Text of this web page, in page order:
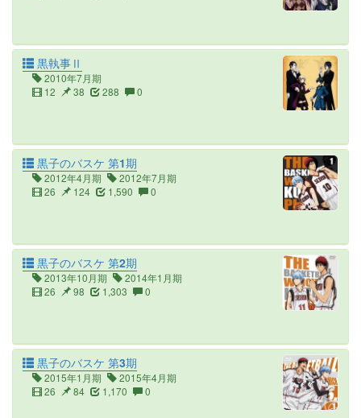
黒執事Ⅱ
2010年7月期
12
38 288 0
黒子のバスケ 第1期
2012年4月期
2012年7月期
26
124 1,590 0
黒子のバスケ 第2期
2013年10月期
2014年1月期
26
98 1,303 0
黒子のバスケ 第3期
2015年1月期
2015年4月期
26
84 1,170 0